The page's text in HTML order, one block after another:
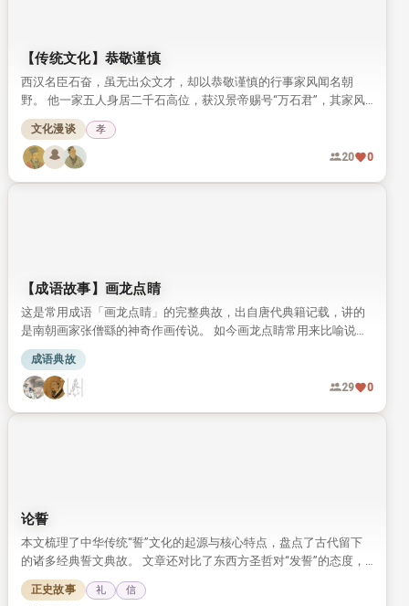
【传统文化】恭敬谨慎
西汉名臣石奋，虽无出众文才，却以恭敬谨慎的行事家风闻名朝
野。 他一家五人身居二千石高位，获汉景帝赐号“万石君”，其家风
教化也被司马迁写入史书盛赞。
文化漫谈 孝
20 0
【成语故事】画龙点睛
这是常用成语「画龙点睛」的完整典故，出自唐代典籍记载，讲的
是南朝画家张僧繇的神奇作画传说。 如今画龙点睛常用来比喻说
话、写文章时在关键处点明主旨，让内容更传神有力。
成语典故
29 0
论誓
本文梳理了中华传统“誓”文化的起源与核心特点，盘点了古代留下
的诸多经典誓文典故。 文章还对比了东西方圣哲对“发誓”的态度，
发现二者对誓的庄重要求高度契合。
正史故事 礼 信